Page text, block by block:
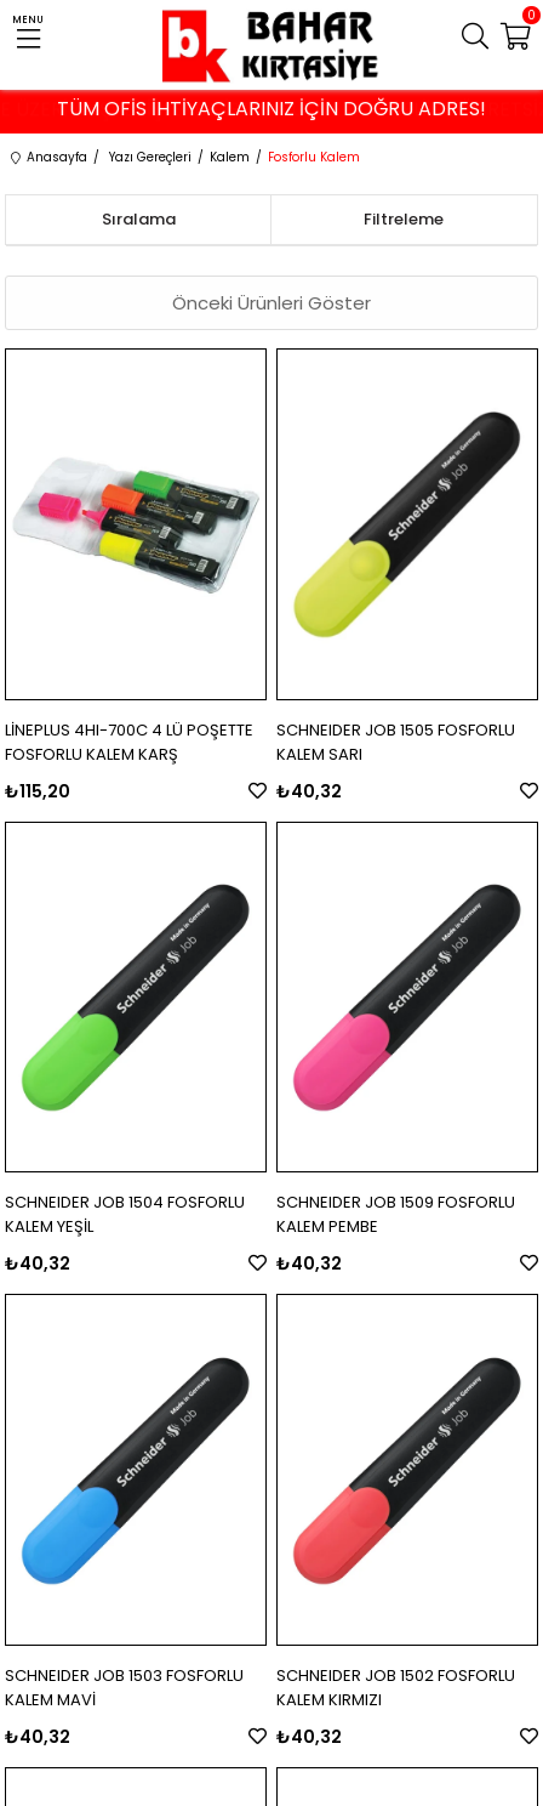
ÜZERİ ALIŞVERİŞLERDE İSTANBUL VE KOCAELİ'NE
TÜM OFİS İHTİYAÇLARINIZ İÇİN DOĞRU ADRES!
MENU 0
Anasayfa Yazı Gereçleri Kalem Fosforlu Kalem
Filtreleme
Sıralama
Önceki Ürünleri Göster
LİNEPLUS 4HI-700C 4 LÜ POŞETTE
FOSFORLU KALEM KARŞ
₺115,20
SCHNEIDER JOB 1505 FOSFORLU
KALEM SARI
₺40,32
SCHNEIDER JOB 1504 FOSFORLU
KALEM YEŞİL
₺40,32
SCHNEIDER JOB 1509 FOSFORLU
KALEM PEMBE
₺40,32
SCHNEIDER JOB 1503 FOSFORLU
KALEM MAVİ
₺40,32
SCHNEIDER JOB 1502 FOSFORLU
KALEM KIRMIZI
₺40,32